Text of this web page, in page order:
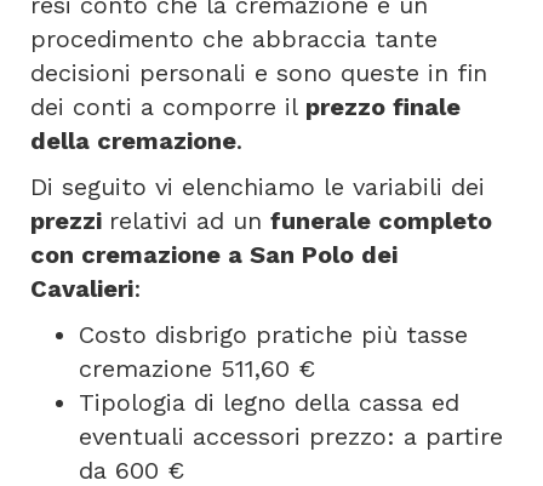
procedimento che abbraccia tante
decisioni personali e sono queste in fin
dei conti a comporre il prezzo finale
della cremazione.
Di seguito vi elenchiamo le variabili dei
prezzi relativi ad un funerale completo
con cremazione a San Polo dei
Cavalieri:
Costo disbrigo pratiche più tasse
cremazione 511,60 €
Tipologia di legno della cassa ed
eventuali accessori prezzo: a partire
da 600 €